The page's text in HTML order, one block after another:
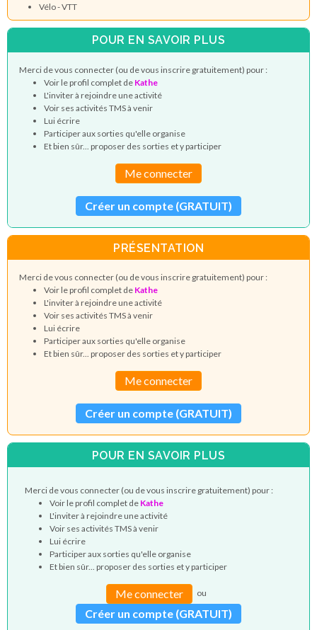
Vélo - VTT
POUR EN SAVOIR PLUS
Merci de vous connecter (ou de vous inscrire gratuitement) pour :
Voir le profil complet de Kathe
L'inviter à rejoindre une activité
Voir ses activités TMS à venir
Lui écrire
Participer aux sorties qu'elle organise
Et bien sûr... proposer des sorties et y participer
Me connecter
Créer un compte (GRATUIT)
PRÉSENTATION
Merci de vous connecter (ou de vous inscrire gratuitement) pour :
Voir le profil complet de Kathe
L'inviter à rejoindre une activité
Voir ses activités TMS à venir
Lui écrire
Participer aux sorties qu'elle organise
Et bien sûr... proposer des sorties et y participer
Me connecter
Créer un compte (GRATUIT)
POUR EN SAVOIR PLUS
Merci de vous connecter (ou de vous inscrire gratuitement) pour :
Voir le profil complet de Kathe
L'inviter à rejoindre une activité
Voir ses activités TMS à venir
Lui écrire
Participer aux sorties qu'elle organise
Et bien sûr... proposer des sorties et y participer
Me connecter ou
Créer un compte (GRATUIT)